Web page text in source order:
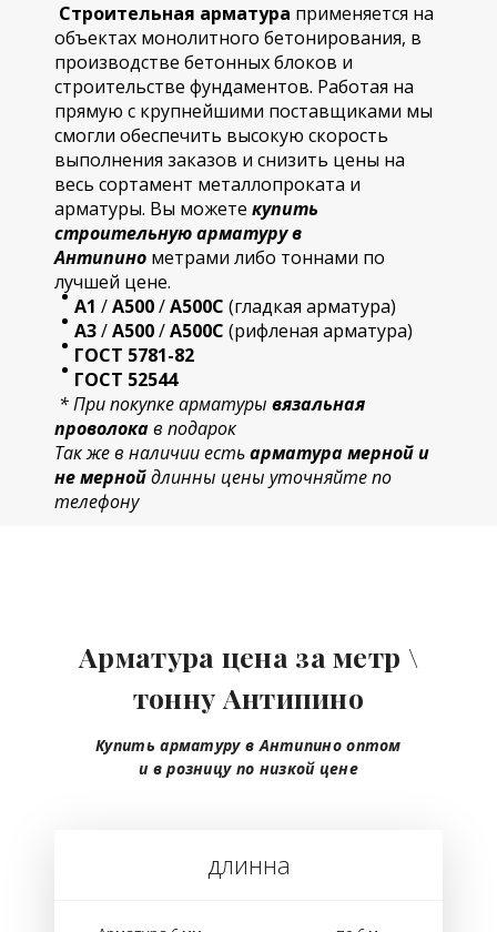
Строительная арматура применяется на
объектах монолитного бетонирования, в
производстве бетонных блоков и
строительстве фундаментов. Работая на
прямую с крупнейшими поставщиками мы
смогли обеспечить высокую скорость
выполнения заказов и снизить цены на
весь сортамент металлопроката и
арматуры. Вы можете купить
строительнуюарматуру в
Антипино метрами либо тоннами по
лучшей цене.
А1 /А500/А500С (гладкая арматура)
А3/А500/А500С (рифленая арматура)
ГОСТ 5781-82
ГОСТ 52544
* При покупке арматуры вязальная
проволокав подарок
Так же в наличии естьарматура мерной и
не мернойдлинны цены уточняйте по
телефону
Арматура цена за метр \
тонну Антипино
Купить арматуру в Антипинооптом
и в розницу по низкой цене
длинна